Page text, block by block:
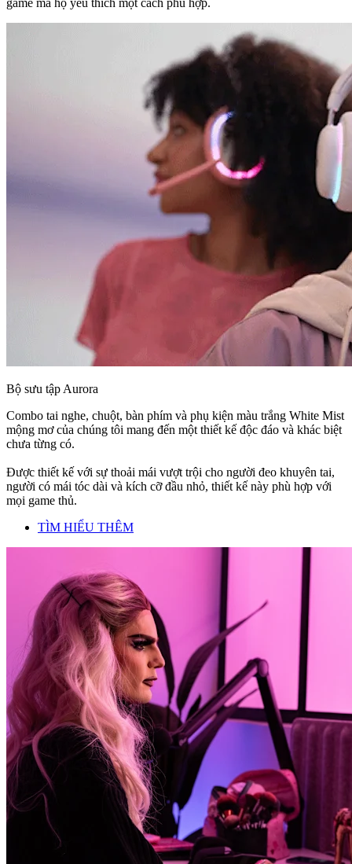
game mà họ yêu thích một cách phù hợp.
Bộ sưu tập Aurora
Combo tai nghe, chuột, bàn phím và phụ kiện màu trắng White Mist
mộng mơ của chúng tôi mang đến một thiết kế độc đáo và khác biệt
chưa từng có.
Được thiết kế với sự thoải mái vượt trội cho người đeo khuyên tai,
người có mái tóc dài và kích cỡ đầu nhỏ, thiết kế này phù hợp với
mọi game thủ.
TÌM HIỂU THÊM